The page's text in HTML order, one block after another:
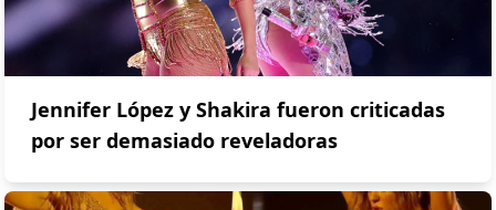
Jennifer López y Shakira fueron criticadas
por ser demasiado reveladoras